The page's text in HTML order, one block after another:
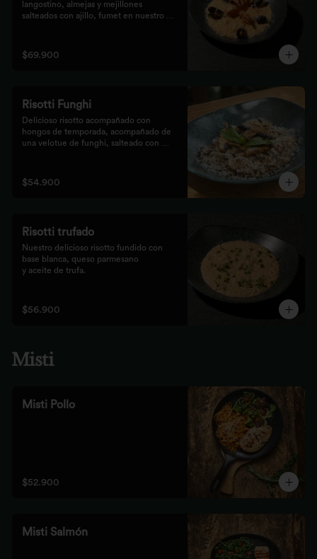
langostino, almejas y mejillones
salteados con ajillo, fumet en nuestro
$69.900
Risotti Funghi
Delicioso risotto acompañado con
hongos de temporada, acompañado de
una velotue de funghi, salteado con
$54.900
Risotti trufado
Nuestro delicioso risotto fundido con
base blanca, queso parmesano
y aceite de trufa.
$56.900
Misti
Misti Pollo
$52.900
Misti Salmón